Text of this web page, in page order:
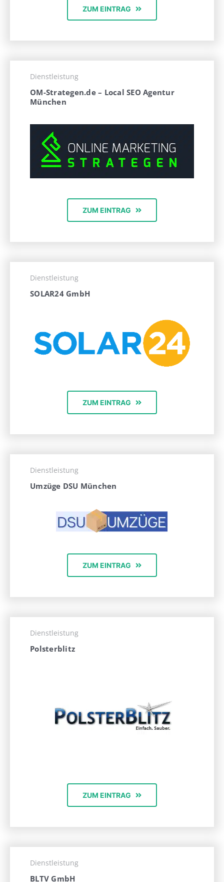
ZUM EINTRAG
Dienstleistung
OM-Strategen.de – Local SEO Agentur
München
ZUM EINTRAG
Dienstleistung
SOLAR24 GmbH
ZUM EINTRAG
Dienstleistung
Umzüge DSU München
ZUM EINTRAG
Dienstleistung
Polsterblitz
ZUM EINTRAG
Dienstleistung
BLTV GmbH